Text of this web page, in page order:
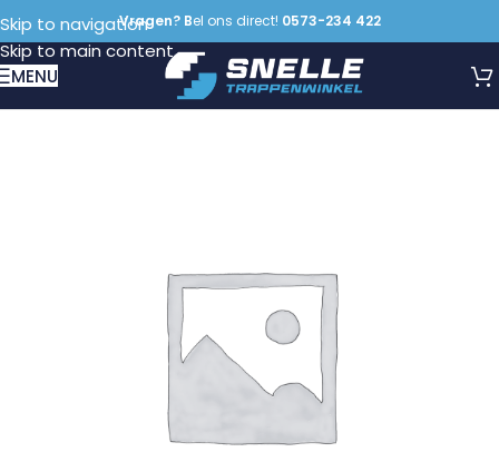
Skip to navigation
Skip to main content
Vragen? Bel ons direct! 0573-234 422
MENU